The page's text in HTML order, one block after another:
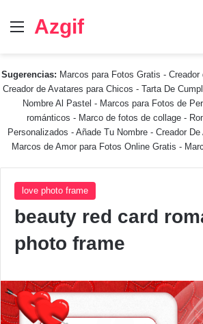
Menú
Azgif
Sugerencias: Marcos para Fotos Gratis - Creador
Creador de Avatares para Chicos - Tarta De
Nombre Al Pastel - Marcos para Fotos de
románticos - Marco de fotos de collage -
Personalizados - Añade Tu Nombre - Creador De
Marcos de Amor para Fotos Online Gratis -
love photo frame
beauty red card
photo frame